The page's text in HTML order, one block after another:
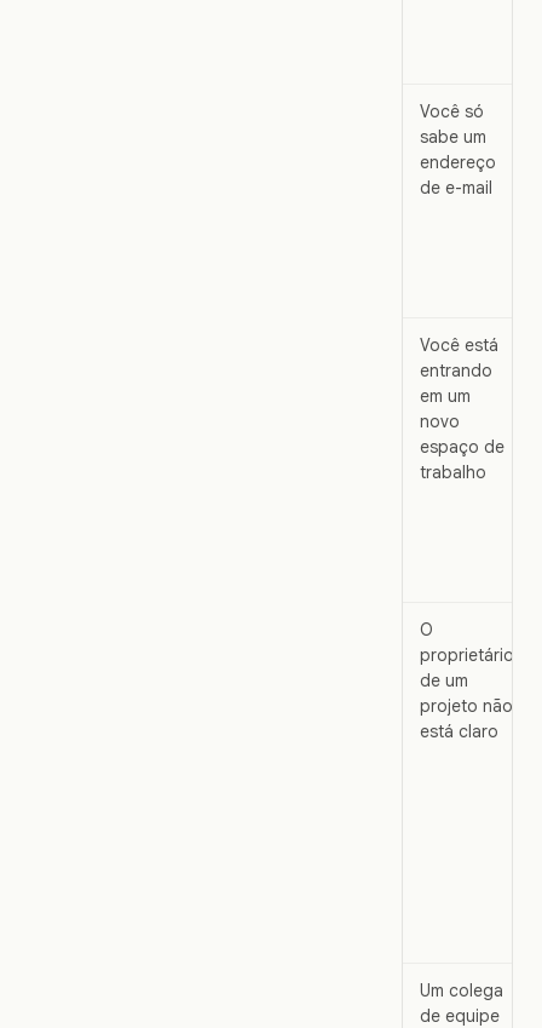
Você só
sabe um
endereço
de e-mail
Você está
entrando
em um
novo
espaço de
trabalho
O
proprietário
de um
projeto não
está claro
Um colega
de equipe